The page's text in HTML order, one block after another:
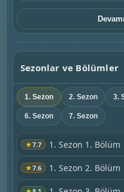
Sezonlar ve Bölümler
1. Sezon 2. Sezon 3.
6. Sezon 7. Sezon
★7.7 1. Sezon 1. Bölüm
★7.6 1. Sezon 2. Bölüm